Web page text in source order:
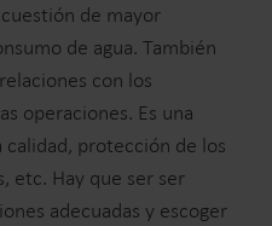
de mayor
de agua. También
con los
operaciones. Es una
protección de los
etc. Hay que ser ser
adecuadas y escoger